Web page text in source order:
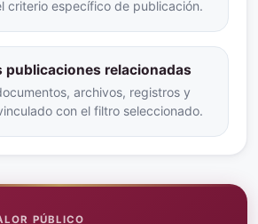
criterio específico de publicación.
publicaciones relacionadas
archivos, registros y
con el filtro seleccionado.
PÚBLICO